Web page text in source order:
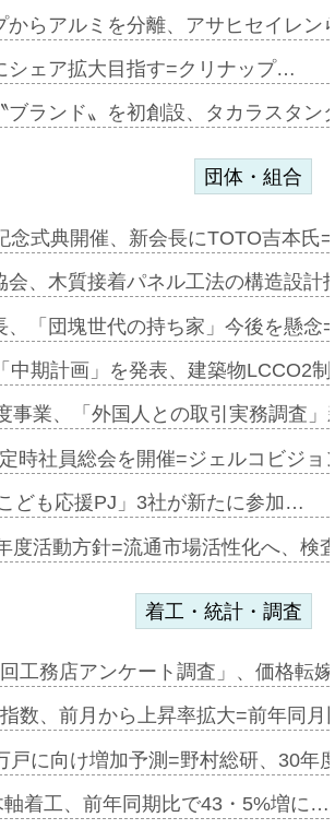
からアルミを分離、アサヒセイレ
シェア拡大目指す=クリナップ…
ブランド〟を初創設、タカラスタ
団体・組合
念式典開催、新会長にTOTO吉本氏
会、木質接着パネル工法の構造設
、「団塊世代の持ち家」今後を懸
中期計画」を発表、建築物LCCO2
事業、「外国人との取引実務調査
時社員総会を開催=ジェルコビジ
ども応援PJ」3社が新たに参加…
度活動方針=流通市場活性化へ、検
着工・統計・調査
工務店アンケート調査」、価格転
数、前月から上昇率拡大=前年同
戸に向け増加予測=野村総研、30年
軸着工、前年同期比で43・5%増に…